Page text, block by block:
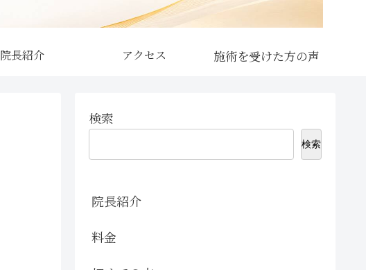
院長紹介 アクセス
検索
検索
院長紹介
料金